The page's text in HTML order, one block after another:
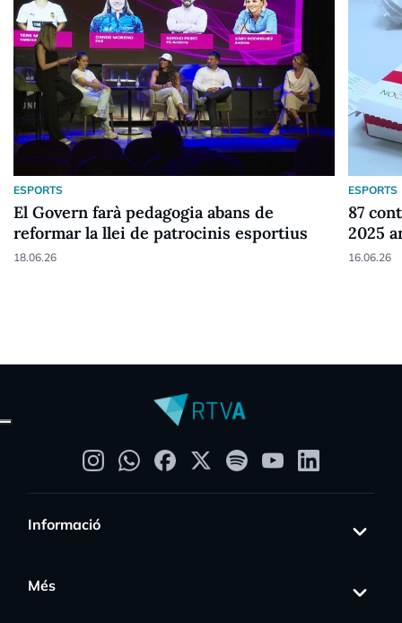
ESPORTS
El Govern farà pedagogia abans de
reformar la llei de patrocinis esportius
18.06.26
ESPORTS
87
2025
16.06.26
Informació
Més